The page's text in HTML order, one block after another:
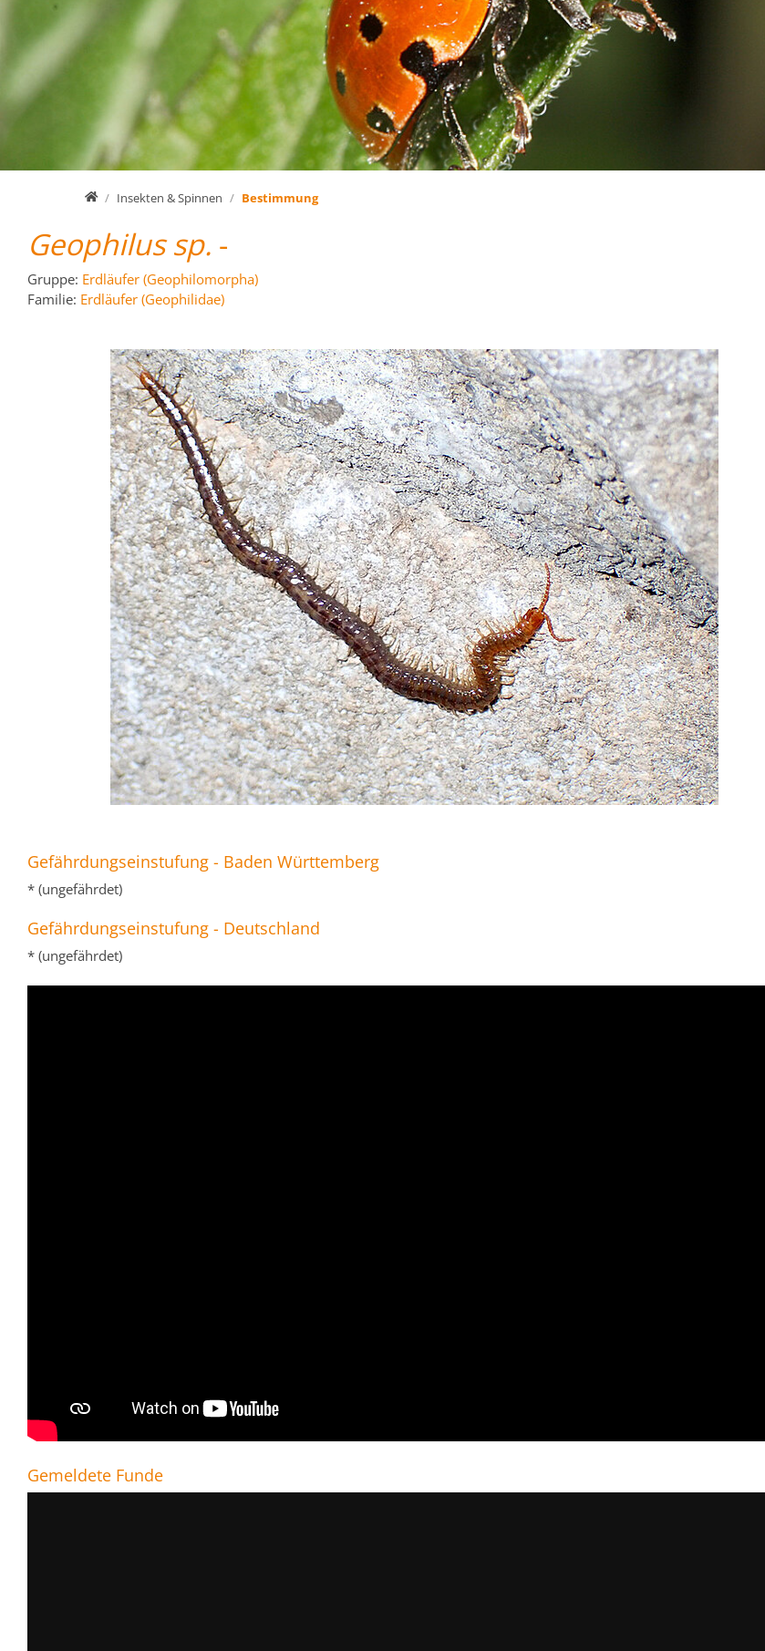
HomeInsekten & Spinnen Bestimmung
Geophilus sp. -
Gruppe: Erdläufer (Geophilomorpha)
Familie: Erdläufer (Geophilidae)
Gefährdungseinstufung - Baden Württemberg
* (ungefährdet)
Gefährdungseinstufung - Deutschland
* (ungefährdet)
Gemeldete Funde